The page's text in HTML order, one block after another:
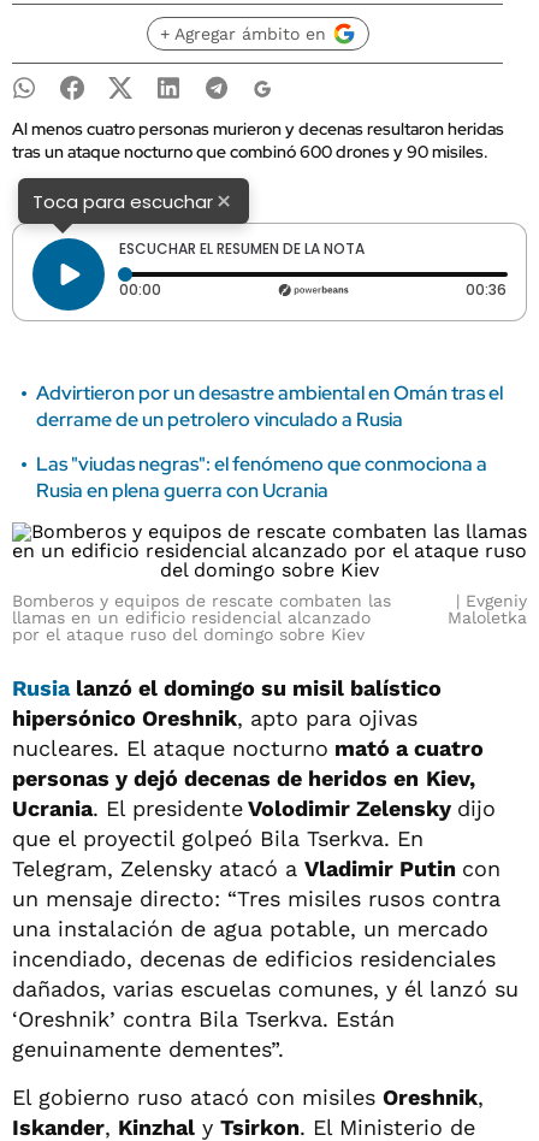
+ Agregar ámbito en
Al menos cuatro personas murieron y decenas resultaron heridas
tras un ataque nocturno que combinó 600 drones y 90 misiles.
Toca para escuchar×
ESCUCHAR EL RESUMEN DE LA NOTA
00:00 Tiempo transcurrido: 0 segundos 00:36
Advirtieron por un desastre ambiental en Omán tras el
derrame de un petrolero vinculado a Rusia
Las "viudas negras": el fenómeno que conmociona a
Rusia en plena guerra con Ucrania
Bomberos y equipos de rescate combaten las
llamas en un edificio residencial alcanzado
por el ataque ruso del domingo sobre Kiev
Evgeniy
Maloletka
Rusialanzó el domingo su misil balístico
hipersónico Oreshnik, apto para ojivas
nucleares. El ataque nocturno mató a cuatro
personas y dejó decenas de heridos en Kiev,
Ucrania. El presidenteVolodimir Zelensky dijo
que el proyectil golpeó Bila Tserkva. En
Telegram, Zelensky atacó a Vladimir Putin con
un mensaje directo: “Tres misiles rusos contra
una instalación de agua potable, un mercado
incendiado, decenas de edificios residenciales
dañados, varias escuelas comunes, y él lanzó su
‘Oreshnik’ contra Bila Tserkva. Están
genuinamente dementes”.
El gobierno ruso atacó con misiles Oreshnik,
Iskander, Kinzhal y Tsirkon. El Ministerio de